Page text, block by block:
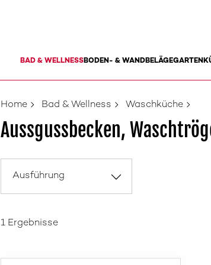
BAD & WELLNESSBODEN- & WANDBELÄGEGARTEN
Home Bad & Wellness Waschküche
Aussgussbecken,
Ausführung
1 Ergebnisse